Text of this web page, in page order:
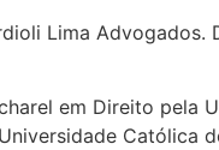
Lima Advogados.
em Direito pela
Católica